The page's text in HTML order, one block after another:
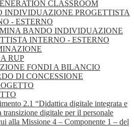
CLASSROOM
INDIVIDUAZIONE PROGETTISTA
- ESTERNO
BANDO INDIVIDUAZIONE
INTERNO - ESTERNO
RUP
FONDI A BILANCIO
DI CONCESSIONE
2.1 “Didattica digitale integrata e
transizione digitale per il personale
alla Missione 4 – Componente 1 – del